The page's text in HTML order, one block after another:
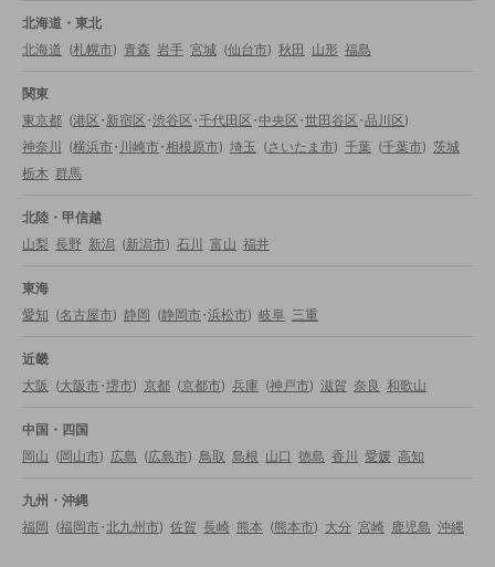
北海道・東北
北海道 (札幌市) 青森 岩手 宮城 (仙台市) 秋田 山形 福島
関東
東京都 (港区・新宿区・渋谷区・千代田区・中央区・世田谷区・品川区)
神奈川
(横浜市・川崎市・相模原市) 埼玉 (さいたま市) 千葉 (千葉市) 茨城
栃木 群馬
北陸・甲信越
山梨 長野 新潟 (新潟市) 石川 富山 福井
東海
愛知 (名古屋市) 静岡 (静岡市・浜松市) 岐阜 三重
近畿
大阪 (大阪市・堺市) 京都 (京都市) 兵庫 (神戸市) 滋賀 奈良 和歌山
中国・四国
岡山 (岡山市) 広島 (広島市) 鳥取 島根 山口 徳島 香川 愛媛 高知
九州・沖縄
福岡 (福岡市・北九州市) 佐賀 長崎 熊本 (熊本市) 大分 宮崎 鹿児島 沖縄